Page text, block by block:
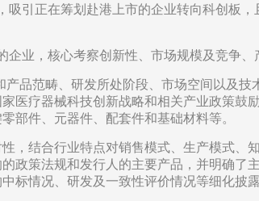
吸引正在筹划赴港上市的企业转向科创
企业，核心考察创新性、市场规模及竞争
产品范畴、研发所处阶段、市场空间以及
医疗器械科技创新战略和相关产业政策
部件、元器件、配套件和基础材料等。
，结合行业特点对销售模式、生产模式
政策法规和发行人的主要产品，并明确
标情况、研发及一致性评价情况等细化披露